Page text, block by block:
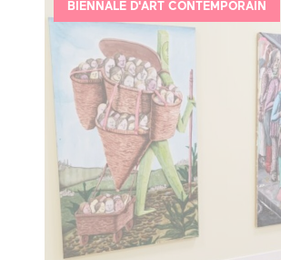
BIENNALE D'ART CONTEMPORAIN